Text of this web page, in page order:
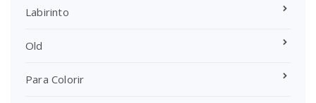
Labirinto
Old
Para Colorir